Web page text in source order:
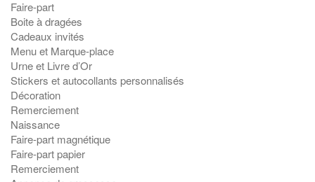
Faire-part
Boite à dragées
Cadeaux invités
Menu et Marque-place
Urne et Livre d’Or
Stickers et autocollants personnalisés
Décoration
Remerciement
Naissance
Faire-part magnétique
Faire-part papier
Remerciement